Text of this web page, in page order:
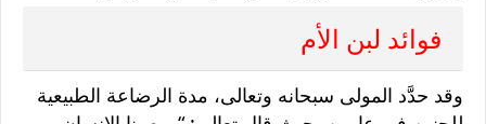
فوائد لبن الأم
وقد حدَّد المولى سبحانه وتعالى، مدة الرضاعة الطبيعية